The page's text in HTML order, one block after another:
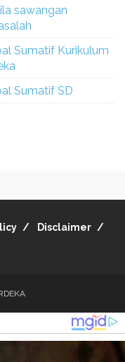
sawangan
Sumatif Kurikulum
Sumatif SD
Disclaimer